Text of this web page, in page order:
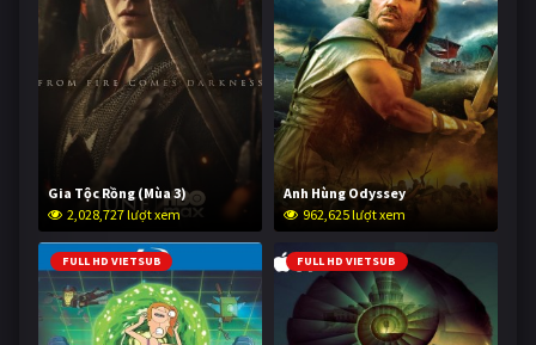
Gia Tộc Rồng (Mùa 3)
2,028,727 lượt xem
Anh Hùng Odyssey
962,625 lượt xem
FULL HD VIETSUB FULL HD VIETSUB